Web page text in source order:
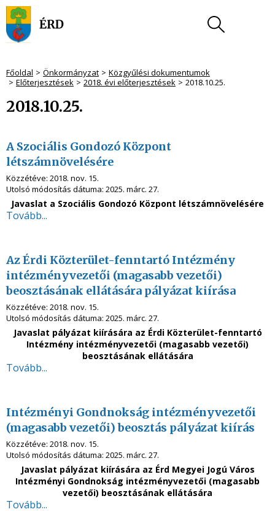
Főoldal Önkormányzat
Közgyűlési dokumentumok
Előterjesztések
2018. évi előterjesztések 2018.10.25.
2018.10.25.
A Szociális Gondozó Központ
létszámnövelésére
Közzétéve: 2018. nov. 15.
Utolsó módosítás dátuma: 2025. márc. 27.
Javaslat a Szociális Gondozó Központ létszámnövelésére
Tovább...
Az Érdi Közterület-fenntartó Intézmény
intézményvezetői (magasabb vezetői)
beosztásának ellátására pályázat kiírása
Közzétéve: 2018. nov. 15.
Utolsó módosítás dátuma: 2025. márc. 27.
Javaslat pályázat kiírására az Érdi Közterület-fenntartó
Intézmény intézményvezetői (magasabb vezetői)
beosztásának ellátására
Tovább...
Intézményi Gondnokság intézményvezetői
(magasabb vezetői) beosztás pályázat kiírás
Közzétéve: 2018. nov. 15.
Utolsó módosítás dátuma: 2025. márc. 27.
Javaslat pályázat kiírására az Érd Megyei Jogú Város
Intézményi Gondnokság intézményvezetői (magasabb
vezetői) beosztásának ellátására
Tovább...